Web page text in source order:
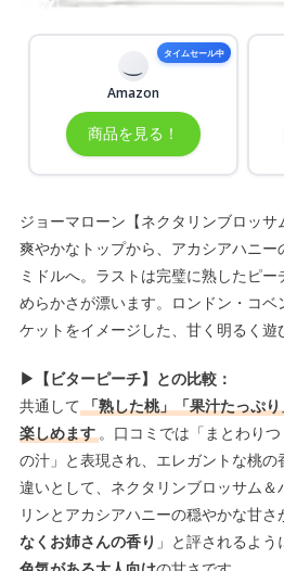
タイムセール中
Amazon
商品を見る！
ジョーマローン【ネクタリンブロッ
爽やかなトップから、アカシアハニ
ミドルへ。ラストは完璧に熟したピ
めらかさが漂います。ロンドン・コ
ケットをイメージした、甘く明るく遊
▶【ビターピーチ】との比較：
共通して 「熟した桃」「果汁たっぷ
楽しめます。口コミでは「まとわり
の汁」と表現され、エレガントな桃の
違いとして、ネクタリンブロッサム＆
リンとアカシアハニーの穏やかな甘さ
なくお姉さんの香り 」と評されるよう